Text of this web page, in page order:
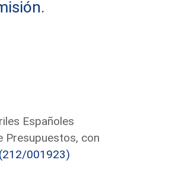
Españoles
Presupuestos, con
(212/001923)